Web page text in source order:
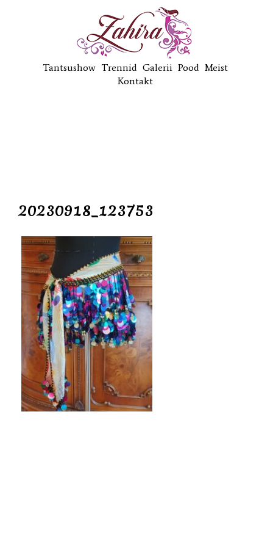
Tantsushow Trennid Galerii Pood Meist
Kontakt
20230918_123753